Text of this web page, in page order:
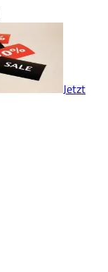
Jetzt